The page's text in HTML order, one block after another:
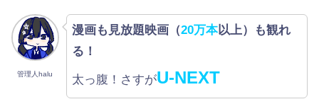
管理人halu
漫画も見放題映画（20万本以上）も観れ
る！
太っ腹！さすがU-NEXT